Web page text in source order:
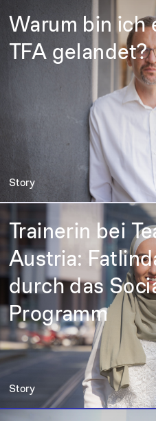
Warum bin
TFA gelandet?
Story
Trainerin bei
Austria:
durch das
Programm
Story